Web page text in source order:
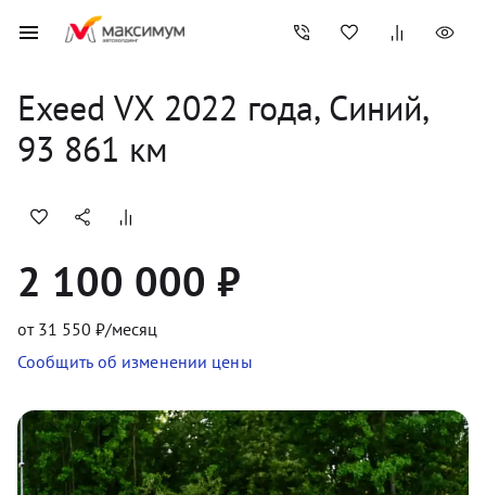
Exeed VX 2022 года, Синий,
93 861 км
2 100 000 ₽
от 31 550 ₽/месяц
Сообщить об изменении цены